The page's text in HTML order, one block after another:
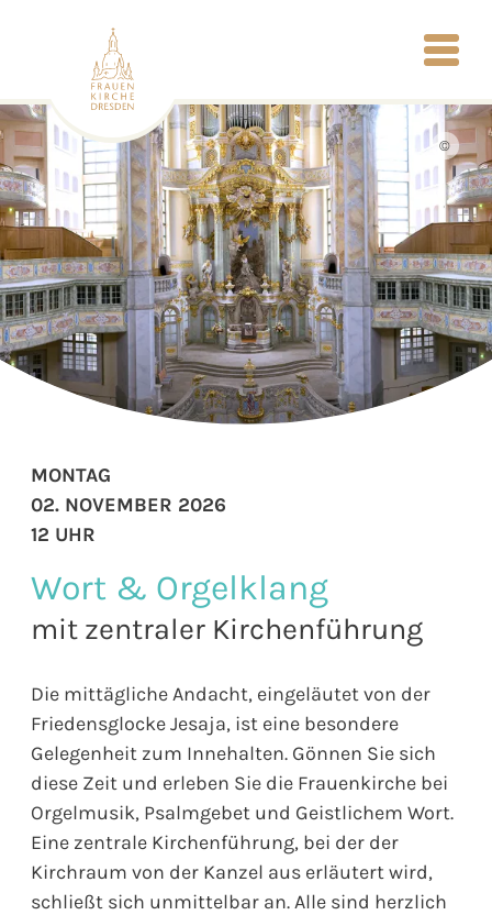
©
Wort & Orgelklang
mit zentraler Kirchenführung
Die mittägliche Andacht, eingeläutet von der
Friedensglocke Jesaja, ist eine besondere
Gelegenheit zum Innehalten. Gönnen Sie sich
diese Zeit und erleben Sie die Frauenkirche bei
Orgelmusik, Psalmgebet und Geistlichem Wort.
Eine zentrale Kirchenführung, bei der der
Kirchraum von der Kanzel aus erläutert wird,
schließt sich unmittelbar an. Alle sind herzlich
MONTAG
02. NOVEMBER 2026
12 UHR